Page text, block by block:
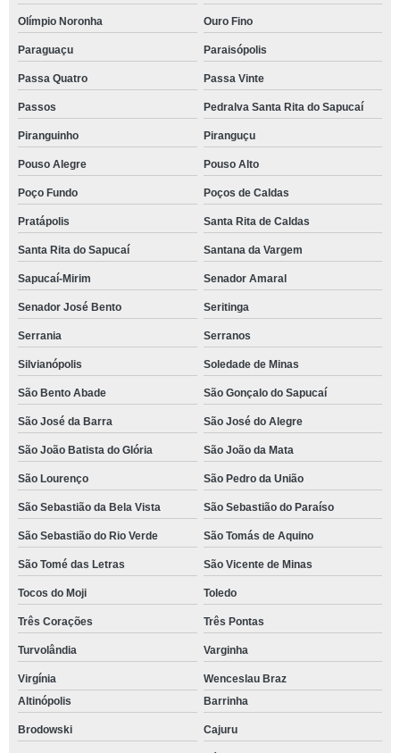
Olímpio Noronha Ouro Fino
Paraguaçu Paraisópolis
Passa Quatro Passa Vinte
Passos Pedralva Santa Rita do Sapucaí
Piranguinho Piranguçu
Pouso Alegre Pouso Alto
Poço Fundo Poços de Caldas
Pratápolis Santa Rita de Caldas
Santa Rita do Sapucaí Santana da Vargem
Sapucaí-Mirim Senador Amaral
Senador José Bento Seritinga
Serrania Serranos
Silvianópolis Soledade de Minas
São Bento Abade São Gonçalo do Sapucaí
São José da Barra São José do Alegre
São João Batista do Glória São João da Mata
São Lourenço São Pedro da União
São Sebastião da Bela Vista São Sebastião do Paraíso
São Sebastião do Rio Verde São Tomás de Aquino
São Tomé das Letras São Vicente de Minas
Tocos do Moji Toledo
Três Corações Três Pontas
Turvolândia Varginha
Virgínia
Wenceslau Braz
Altinópolis
Barrinha
Brodowski Cajuru